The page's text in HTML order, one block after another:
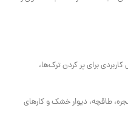
برای پر کردن ترک‌ها،
طاقچه، دیوار خشک و کارهای